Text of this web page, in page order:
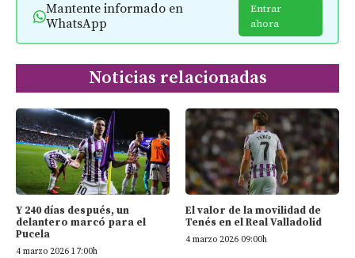
Mantente informado en
WhatsApp
Entrar
ahora
Noticias relacionadas
Y 240 días después, un
delantero marcó para el
Pucela
4 marzo 2026 17:00h
El valor de la movilidad de
Tenés en el Real Valladolid
4 marzo 2026 09:00h